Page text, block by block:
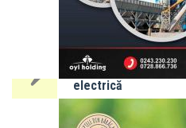
IALOMIȚA:
Întreruperi
programate
energie
electrică
10 - 14